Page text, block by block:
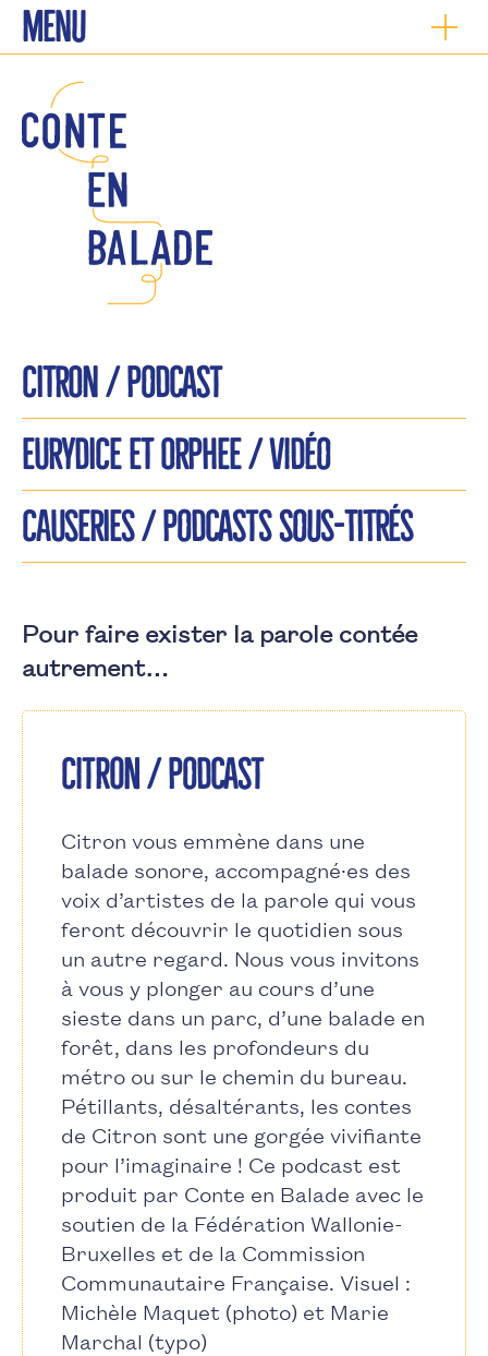
Menu
CITRON /Podcast
EURYDICE ET ORPHEE / Vidéo
CAUSERIES / Podcasts sous-titrés
Pour faire exister la parole contée
autrement…
Citron / Podcast
Citron vous emmène dans une
balade sonore, accompagné·es des
voix d’artistes de la parole qui vous
feront découvrir le quotidien sous
un autre regard. Nous vous invitons
à vous y plonger au cours d’une
sieste dans un parc, d’une balade en
forêt, dans les profondeurs du
métro ou sur le chemin du bureau.
Pétillants, désaltérants, les contes
de Citron sont une gorgée vivifiante
pour l’imaginaire ! Ce podcast est
produit par Conte en Balade avec le
soutien de la Fédération Wallonie-
Bruxelles et de la Commission
Communautaire Française. Visuel :
Michèle Maquet (photo) et Marie
Marchal (typo)